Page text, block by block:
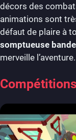
décors des
animations sont
défaut de plaire à
somptueuse
merveille l’aventure.